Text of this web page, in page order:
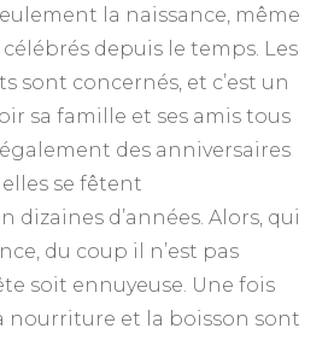
la naissance, même
depuis le temps. Les
sont concernés, et c’est un
sa famille et ses amis tous
des anniversaires
se fêtent
dizaines d’années. Alors, qui
du coup il n’est pas
soit ennuyeuse. Une fois
nourriture et la boisson sont